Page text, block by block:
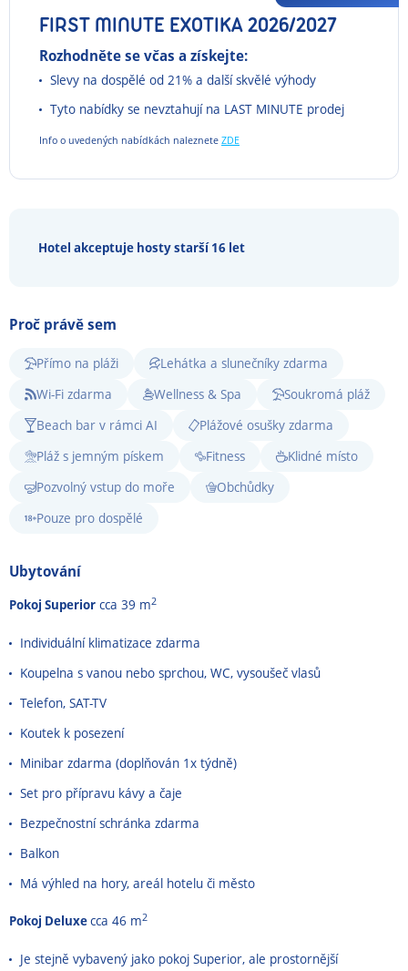
FIRST MINUTE EXOTIKA 2026/2027
Rozhodněte se včas a získejte:
Slevy na dospělé od 21% a další skvělé výhody
Tyto nabídky se nevztahují na LAST MINUTE prodej
Info o uvedených nabídkách naleznete ZDE
Hotel akceptuje hosty starší 16 let
Proč právě sem
Přímo na pláži
Lehátka a slunečníky zdarma
Wi-Fi zdarma
Wellness & Spa
Soukromá pláž
Beach bar v rámci AI
Plážové osušky zdarma
Pláž s jemným pískem
Fitness
Klidné místo
Pozvolný vstup do moře
Obchůdky
Pouze pro dospělé
Ubytování
Pokoj Superior cca 39 m2
Individuální klimatizace zdarma
Koupelna s vanou nebo sprchou, WC, vysoušeč vlasů
Telefon, SAT-TV
Koutek k posezení
Minibar zdarma (doplňován 1x týdně)
Set pro přípravu kávy a čaje
Bezpečnostní schránka zdarma
Balkon
Má výhled na hory, areál hotelu či město
Pokoj Deluxecca 46 m2
Je stejně vybavený jako pokoj Superior, ale prostornější